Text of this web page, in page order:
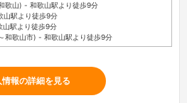
歌山) - 和歌山駅より徒歩9分
山駅より徒歩9分
山駅より徒歩9分
和歌山市) - 和歌山駅より徒歩9分
情報の詳細を見る